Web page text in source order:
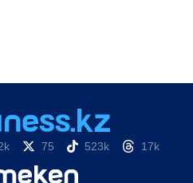
75 523k 17k